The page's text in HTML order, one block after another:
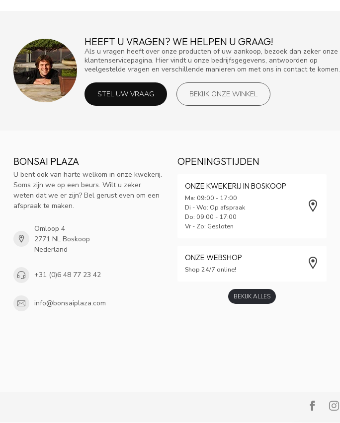
HEEFT U VRAGEN? WE HELPEN U GRAAG!
Als u vragen heeft over onze producten of uw aankoop, bezoek dan zeker onze
klantenservicepagina. Hier vindt u onze bedrijfsgegevens, antwoorden op
veelgestelde vragen en verschillende manieren om met ons in contact te komen.
STEL UW VRAAG BEKIJK ONZE WINKEL
BONSAI PLAZA
U bent ook van harte welkom in onze kwekerij.
Soms zijn we op een beurs. Wilt u zeker
weten dat we er zijn? Bel gerust even om een
afspraak te maken.
Omloop 4
2771 NL Boskoop
Nederland
+31 (0)6 48 77 23 42
info@bonsaiplaza.com
OPENINGSTIJDEN
ONZE KWEKERIJ IN BOSKOOP
Ma: 09:00 - 17:00
Di - Wo: Op afspraak
Do: 09:00 - 17:00
Vr - Zo: Gesloten
ONZE WEBSHOP
Shop 24/7 online!
BEKIJK ALLES